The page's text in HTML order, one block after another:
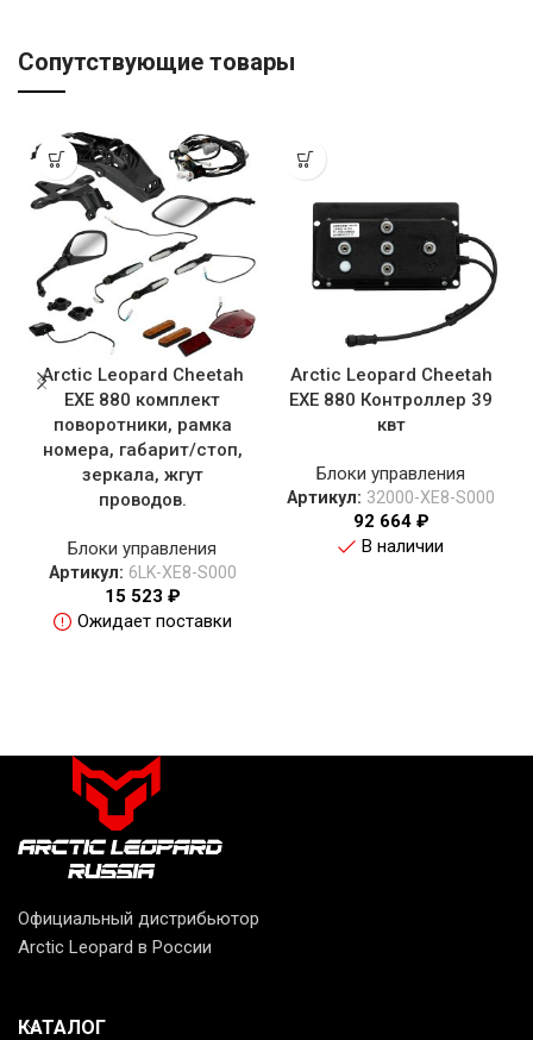
Сопутствующие товары
Arctic Leopard Cheetah
EXE 880 комплект
поворотники, рамка
номера, габарит/стоп,
зеркала, жгут
проводов.
Блоки управления
Артикул: 6LK-XE8-S000
15 523 ₽
Ожидает поставки
Arctic Leopard Cheetah
EXE 880 Контроллер 39
квт
Блоки управления
Артикул: 32000-XE8-S000
92 664 ₽
В наличии
Официальный дистрибьютор
Arctic Leopard в России
КАТАЛОГ